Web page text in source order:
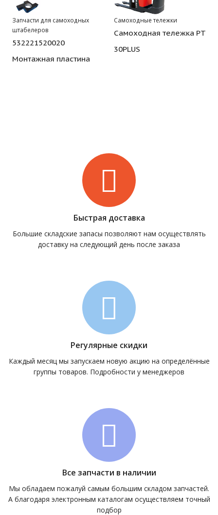
Запчасти для самоходных
штабелеров
532221520020
Монтажная пластина
Самоходные тележки
Самоходная тележка PT
30PLUS
Быстрая доставка
Большие складские запасы позволяют нам осуществлять
доставку на следующий день после заказа
Регулярные скидки
Каждый месяц мы запускаем новую акцию на определённые
группы товаров. Подробности у менеджеров
Все запчасти в наличии
Мы обладаем пожалуй самым большим складом запчастей.
А благодаря электронным каталогам осуществляем точный
подбор